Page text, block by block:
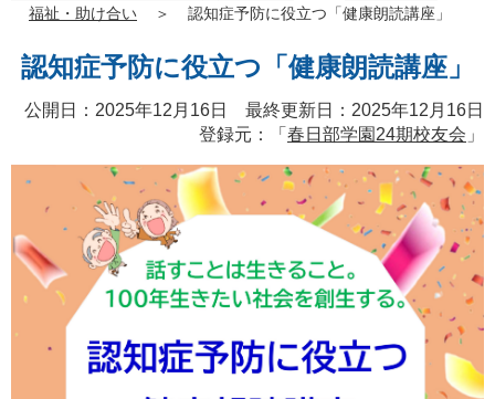
福祉・助け合い
＞ 認知症予防に役立つ「健康朗読講座」
認知症予防に役立つ「健康朗読講座」
公開日：2025年12月16日 最終更新日：2025年12月16日
登録元：「 春日部学園24期校友会 」